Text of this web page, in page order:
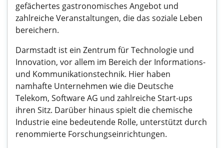
gefächertes gastronomisches Angebot und
zahlreiche Veranstaltungen, die das soziale Leben
bereichern.
Darmstadt ist ein Zentrum für Technologie und
Innovation, vor allem im Bereich der Informations-
und Kommunikationstechnik. Hier haben
namhafte Unternehmen wie die Deutsche
Telekom, Software AG und zahlreiche Start-ups
ihren Sitz. Darüber hinaus spielt die chemische
Industrie eine bedeutende Rolle, unterstützt durch
renommierte Forschungseinrichtungen.